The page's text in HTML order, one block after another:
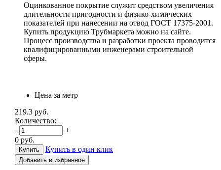
Оцинкованное покрытие служит средством увеличения
длительности пригодности и физико-химических
показателей при нанесении на отвод ГОСТ 17375-2001.
Купить продукцию Трубмаркета можно на сайте.
Процесс производства и разработки проекта проводится
квалифицированными инженерами строительной
сферы.
Цена за метр
219.3 руб.
Количество:
-
+
0 руб.
Купить в один клик
Добавить в избранное